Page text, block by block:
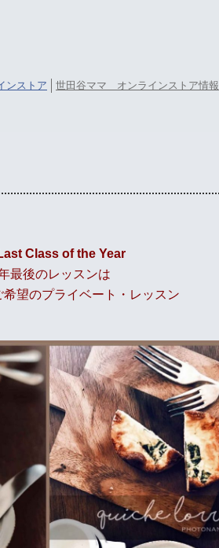
ンストア 世田谷ママ オンラインストア情報
Class of the Year
最後のレッスンは
望のプライベート・レッスン